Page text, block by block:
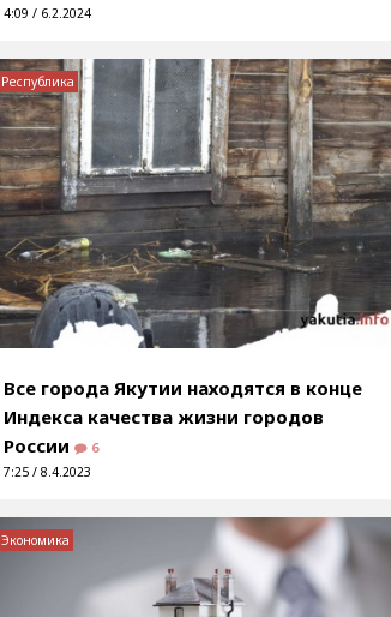
4:09 / 6.2.2024
Все города Якутии находятся в конце
Индекса качества жизни городов
России
6
7:25 / 8.4.2023
Республика
Экономика